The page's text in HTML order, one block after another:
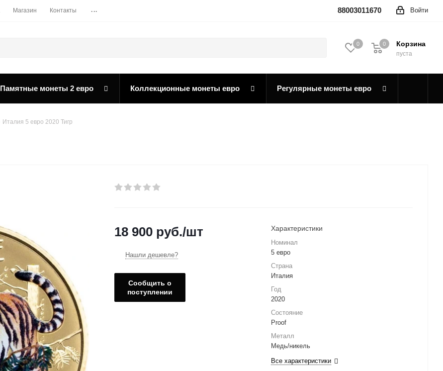
Магазин Контакты ... Войти
88003011670
0 Корзина
0
пуста
0
Памятные монеты 2 евро Коллекционные монеты евро Регулярные монеты евро
Италия 5 евро 2020 Тигр
18 900 руб./шт
Нашли дешевле?
Сообщить о
поступлении
Характеристики
Номинал
5 евро
Страна
Италия
Год
2020
Состояние
Proof
Металл
Медь/никель
Все характеристики